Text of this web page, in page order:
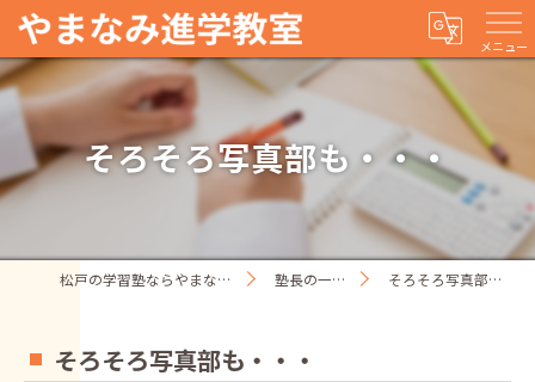
メニュー
そろそろ写真部も・・・
松戸の学習塾ならやまなみ進学教室 塾長の一人ごと そろそろ写真部も・・・
そろそろ写真部も・・・